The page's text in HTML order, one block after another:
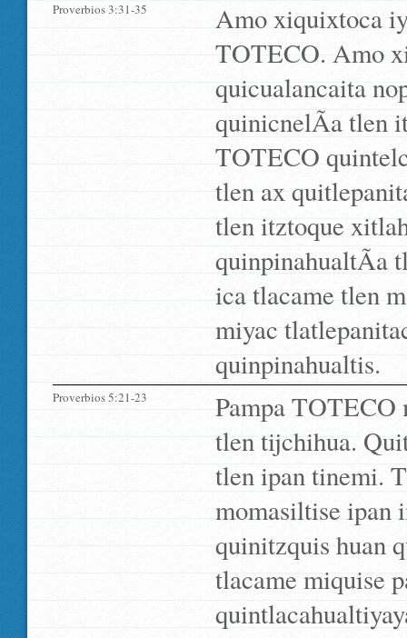
Proverbios 3:31-35
Amo xiquixtoca
TOTECO. Amo
quicualancaita
quinicnelÃ­a tlen
TOTECO
tlen ax
tlen itztoque
quinpinahualtÃ­a
ica tlacame tlen
miyac
quinpinahualtis.
Proverbios 5:21-23
Pampa
tlen tijchihua.
tlen ipan tinemi.
momasiltise ipan
quinitzquis huan
tlacame miquise